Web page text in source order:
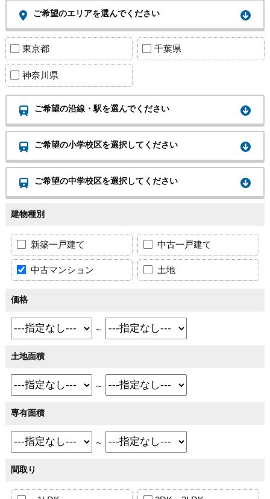
ご希望のエリアを選んでください
東京都 千葉県
神奈川県
ご希望の沿線・駅を選んでください
ご希望の小学校区を選択してください
ご希望の中学校区を選択してください
建物種別
新築一戸建て 中古一戸建て
中古マンション 土地
価格
～
土地面積
～
専有面積
～
間取り